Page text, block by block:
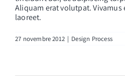
Aliquam erat volutpat.
laoreet.
27 novembre 2012 | Design Process